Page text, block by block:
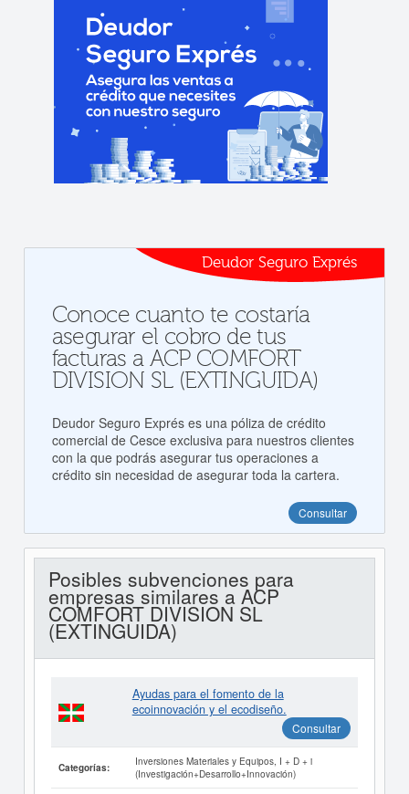
Deudor Seguro Exprés
Conoce cuanto te costaría
asegurar el cobro de tus
facturas a ACP COMFORT
DIVISION SL (EXTINGUIDA)
Deudor Seguro Exprés es una póliza de crédito
comercial de Cesce exclusiva para nuestros clientes
con la que podrás asegurar tus operaciones a
crédito sin necesidad de asegurar toda la cartera.
Consultar
Posibles subvenciones para
empresas similares a ACP
COMFORT DIVISION SL
(EXTINGUIDA)
Ayudas para el fomento de la
ecoinnovación y el ecodiseño.
Consultar
Categorías:
Inversiones Materiales y Equipos, I + D + i
(Investigación+Desarrollo+Innovación)